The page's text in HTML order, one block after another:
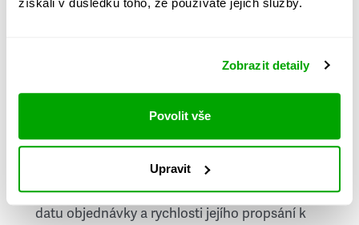
získali v důsledku toho, že používáte jejich služby.
Zobrazit detaily
Povolit vše
Upravit
doručování týdeníku Respekt v tištěné verzi, na
první vydání ve vaší schránce se můžete těšit
příští, nejpozději přespříští týden (v závislosti na
datu objednávky a rychlosti jejího propsání k